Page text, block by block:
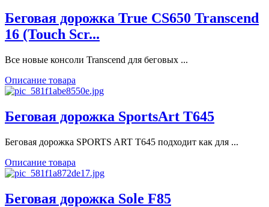
Беговая дорожка True CS650 Transcend
16 (Touch Scr...
Все новые консоли Transcend для беговых ...
Описание товара
Беговая дорожка SportsArt T645
Беговая дорожка SPORTS ART T645 подходит как для ...
Описание товара
Беговая дорожка Sole F85